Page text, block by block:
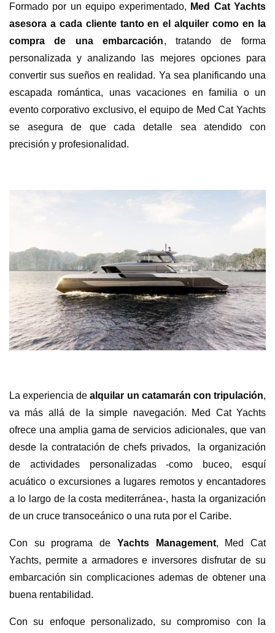
Formado por un equipo experimentado, Med Cat Yachts
asesora a cada cliente tanto en el alquiler como en la
compra de una embarcación, tratando de forma
personalizada y analizando las mejores opciones para
convertir sus sueños en realidad. Ya sea planificando una
escapada romántica, unas vacaciones en familia o un
evento corporativo exclusivo, el equipo de Med Cat Yachts
se asegura de que cada detalle sea atendido con
precisión y profesionalidad.
La experiencia dealquilar un catamarán con tripulación,
va más allá de la simple navegación. Med Cat Yachts
ofrece una amplia gama de servicios adicionales, que van
desde la contratación de chefs privados, la organización
de actividades personalizadas -como buceo, esquí
acuático o excursiones a lugares remotos y encantadores
a lo largo de la costa mediterránea-, hasta la organización
de un cruce transoceánico o una ruta por el Caribe.
Con su programa de Yachts Management, Med Cat
Yachts, permite a armadores e inversores disfrutar de su
embarcación sin complicaciones ademas de obtener una
buena rentabilidad.
Con su enfoque personalizado, su compromiso con la